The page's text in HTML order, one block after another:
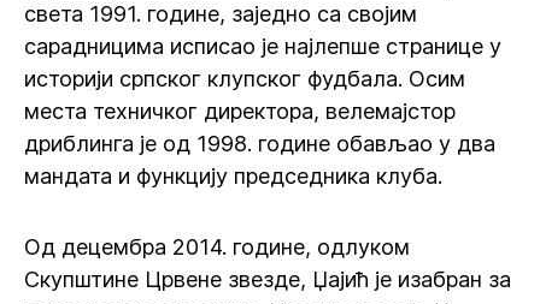
света 1991. године, заједно са својим
сарадницима исписао је најлепше странице у
историји српског клупског фудбала. Осим
места техничког директора, велемајстор
дриблинга је од 1998. године обављао у два
мандата и функцију председника клуба.
Од децембра 2014. године, одлуком
Скупштине Црвене звезде, Џајић је изабран за